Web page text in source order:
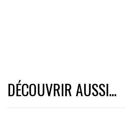
DÉCOUVRIR AUSSI...